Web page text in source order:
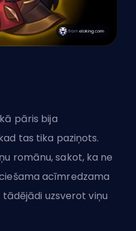
pāris bija
tas tika paziņots.
romānu, sakot, ka ne
acīmredzama
uzsverot viņu